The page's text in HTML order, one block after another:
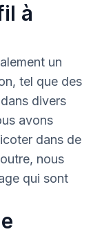
à
un
tel que des
divers
avons
dans de
nous
qui sont